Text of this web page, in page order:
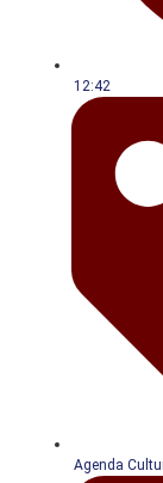
12:42
Agenda